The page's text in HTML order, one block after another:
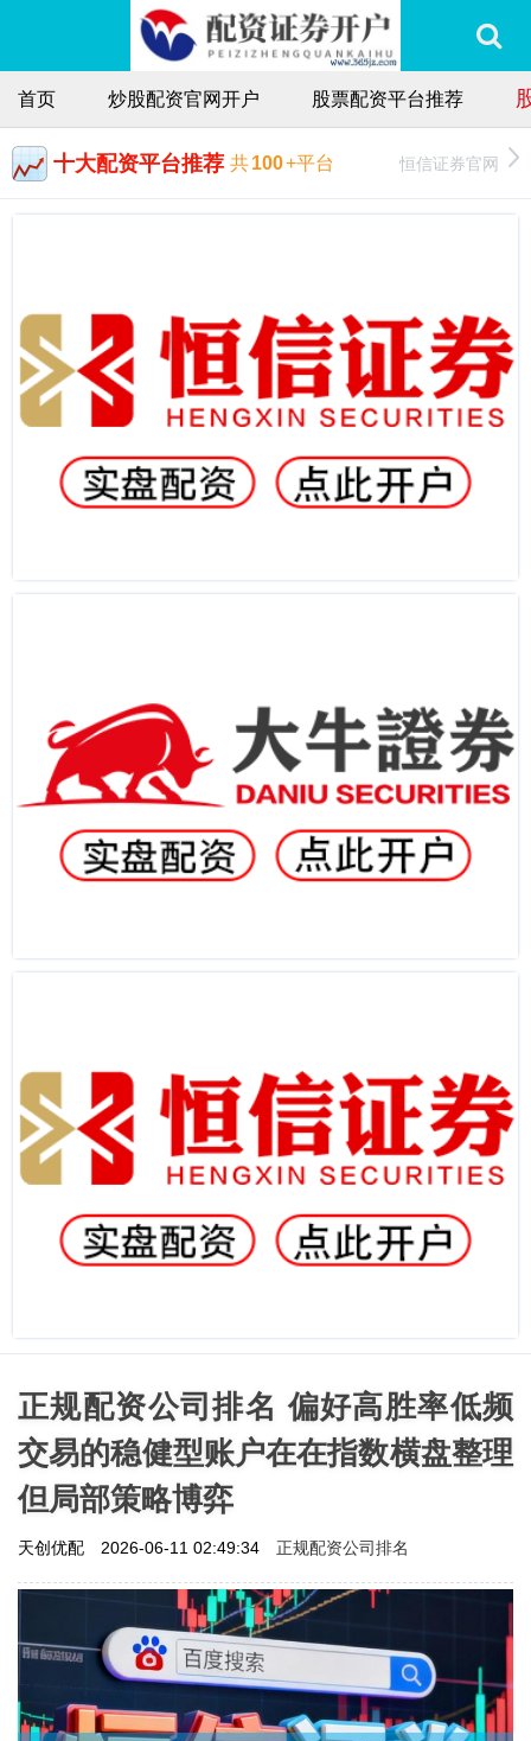
首页 炒股配资官网开户 股票配资平台推荐
十大配资平台推荐 共100+平台 恒信证券官网
正规配资公司排名 偏好高胜率低频
交易的稳健型账户在在指数横盘整理
但局部策略博弈
天创优配 2026-06-11 02:49:34 正规配资公司排名